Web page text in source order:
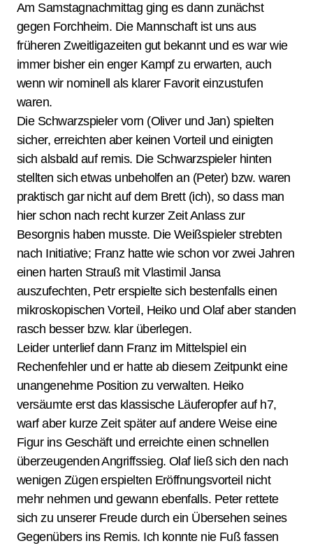
Am Samstagnachmittag ging es dann zunächst
gegen Forchheim. Die Mannschaft ist uns aus
früheren Zweitligazeiten gut bekannt und es war wie
immer bisher ein enger Kampf zu erwarten, auch
wenn wir nominell als klarer Favorit einzustufen
waren.
Die Schwarzspieler vorn (Oliver und Jan) spielten
sicher, erreichten aber keinen Vorteil und einigten
sich alsbald auf remis. Die Schwarzspieler hinten
stellten sich etwas unbeholfen an (Peter) bzw. waren
praktisch gar nicht auf dem Brett (ich), so dass man
hier schon nach recht kurzer Zeit Anlass zur
Besorgnis haben musste. Die Weißspieler strebten
nach Initiative; Franz hatte wie schon vor zwei Jahren
einen harten Strauß mit Vlastimil Jansa
auszufechten, Petr erspielte sich bestenfalls einen
mikroskopischen Vorteil, Heiko und Olaf aber standen
rasch besser bzw. klar überlegen.
Leider unterlief dann Franz im Mittelspiel ein
Rechenfehler und er hatte ab diesem Zeitpunkt eine
unangenehme Position zu verwalten. Heiko
versäumte erst das klassische Läuferopfer auf h7,
warf aber kurze Zeit später auf andere Weise eine
Figur ins Geschäft und erreichte einen schnellen
überzeugenden Angriffssieg. Olaf ließ sich den nach
wenigen Zügen erspielten Eröffnungsvorteil nicht
mehr nehmen und gewann ebenfalls. Peter rettete
sich zu unserer Freude durch ein Übersehen seines
Gegenübers ins Remis. Ich konnte nie Fuß fassen